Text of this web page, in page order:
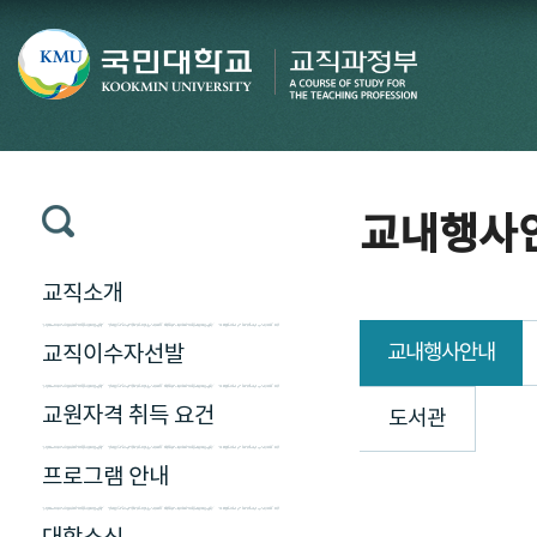
교직소개
교직이수자선발
교원자격 취득 요건
프로그램 안내
교내행사
교내행사안내
도서관